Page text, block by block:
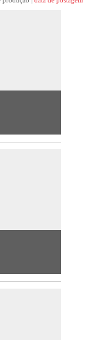
1980, o
uma obra no
tem como
de um